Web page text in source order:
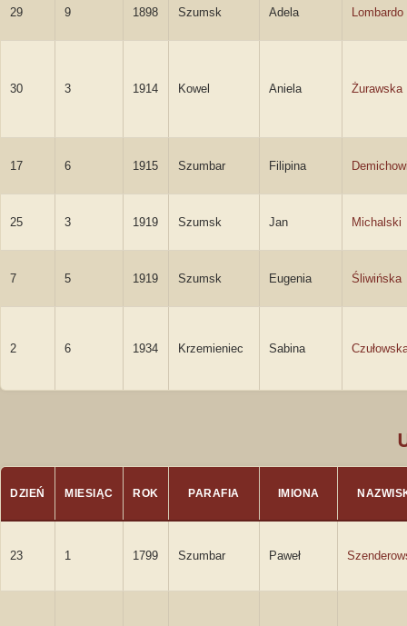
29 9 1898 Szumsk Adela Lombardo
30 3 1914 Kowel Aniela Żurawska
17 6 1915 Szumbar Filipina
25 3 1919 Szumsk Jan Michalski
7 5 1919 Szumsk Eugenia Śliwińska
2 6 1934 Krzemieniec Sabina
DZIEŃ MIESIĄC ROK PARAFIA IMIONA
23 1 1799 Szumbar Paweł